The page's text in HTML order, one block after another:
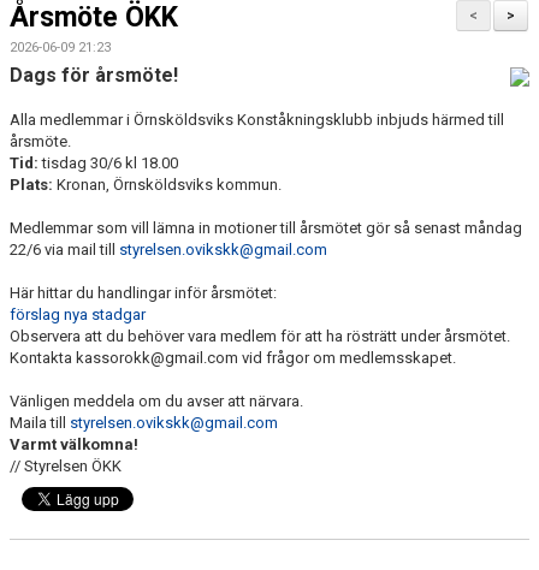
BILDGALLERI
>
<
Årsmöte ÖKK
2026-06-09 21:23
Dags för årsmöte!
Alla medlemmar i Örnsköldsviks Konståkningsklubb inbjuds härmed till
årsmöte.
Tid: tisdag 30/6 kl 18.00
Plats: Kronan, Örnsköldsviks kommun.
Medlemmar som vill lämna in motioner till årsmötet gör så senast måndag
22/6 via mail till styrelsen.ovikskk@gmail.com
Här hittar du handlingar inför årsmötet:
förslag nya stadgar
Observera att du behöver vara medlem för att ha rösträtt under årsmötet.
Kontakta kassorokk@gmail.com vid frågor om medlemsskapet.
Vänligen meddela om du avser att närvara.
Maila till styrelsen.ovikskk@gmail.com
Varmt välkomna!
// Styrelsen ÖKK